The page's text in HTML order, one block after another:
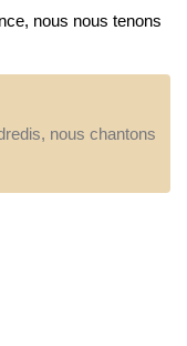
nous nous tenons
nous chantons